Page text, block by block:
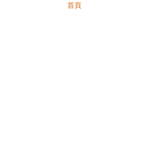
首頁